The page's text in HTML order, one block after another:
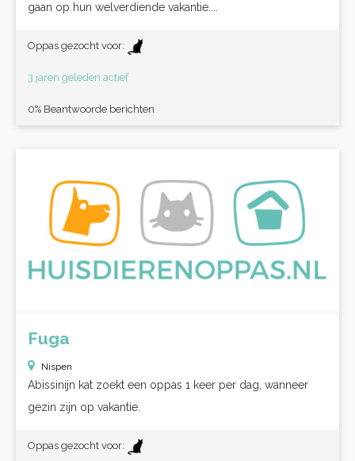
gaan op hun welverdiende vakantie....
Oppas gezocht voor:
3 jaren geleden actief
0% Beantwoorde berichten
Fuga
Nispen
Abissinijn kat zoekt een oppas 1 keer per dag, wanneer
gezin zijn op vakantie.
Oppas gezocht voor: